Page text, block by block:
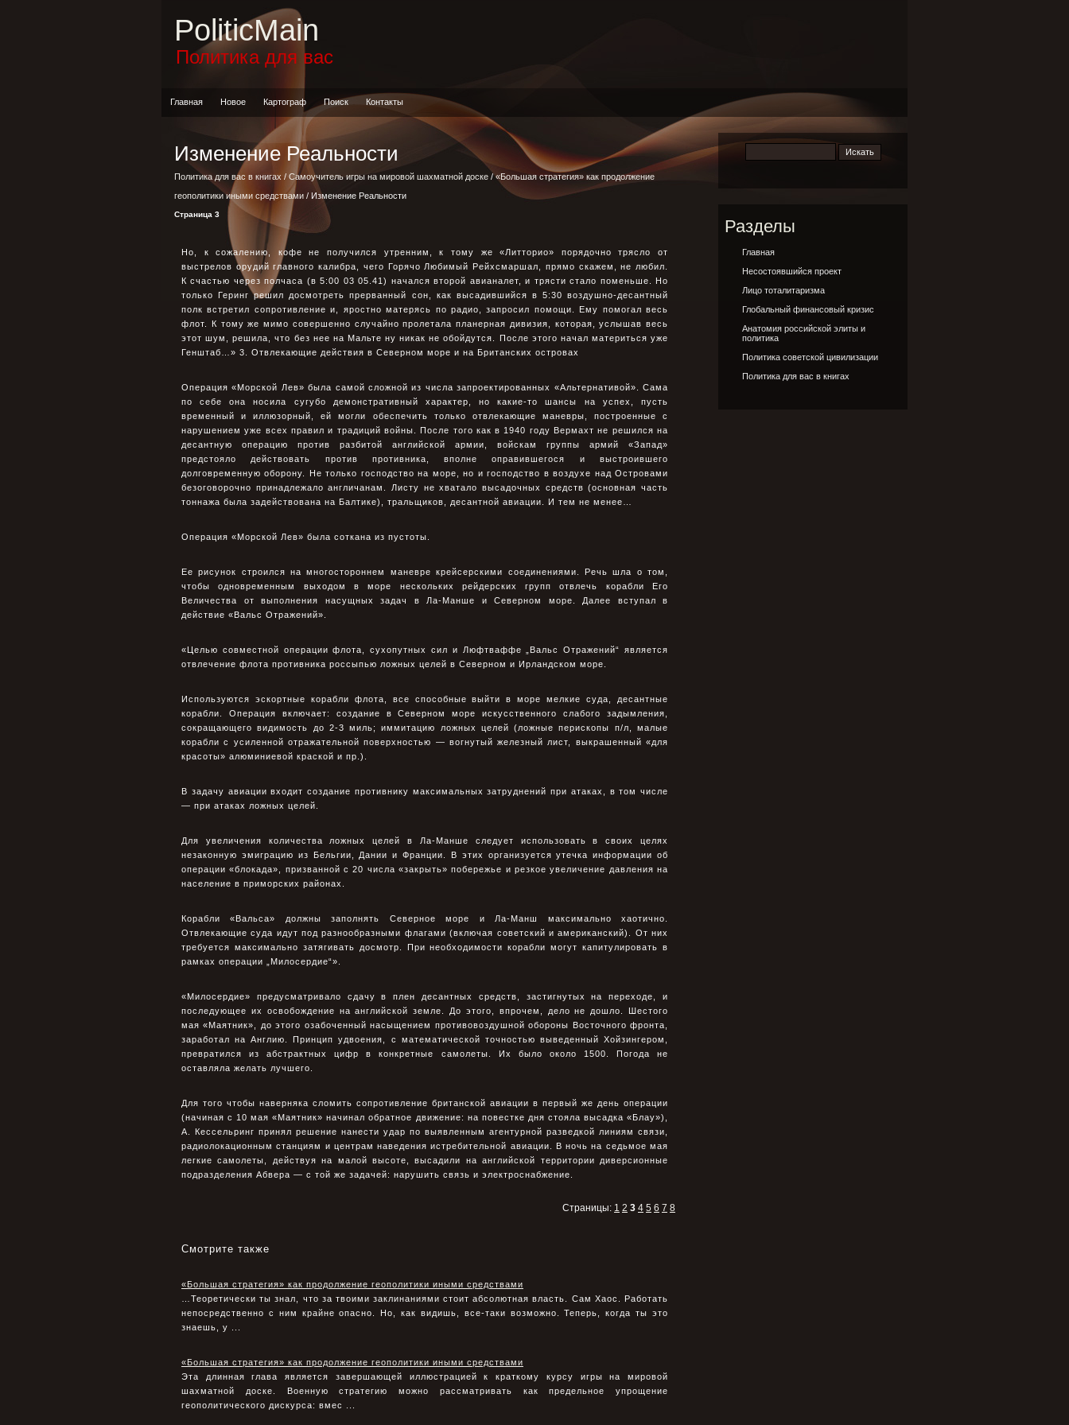
PoliticMain
Политика для вас
Главная Новое Картограф Поиск Контакты
Изменение Реальности
Политика для вас в книгах / Самоучитель игры на мировой шахматной доске /«Большая стратегия» как продолжение
геополитики иными средствами / Изменение Реальности
Страница 3
Но, к сожалению, кофе не получился утренним, к тому же «Литторио» порядочно трясло от
выстрелов орудий главного калибра, чего Горячо Любимый Рейхсмаршал, прямо скажем, не любил.
К счастью через полчаса (в 5:00 03 05.41) начался второй авианалет, и трясти стало поменьше. Но
только Геринг решил досмотреть прерванный сон, как высадившийся в 5:30 воздушно-десантный
полк встретил сопротивление и, яростно матерясь по радио, запросил помощи. Ему помогал весь
флот. К тому же мимо совершенно случайно пролетала планерная дивизия, которая, услышав весь
этот шум, решила, что без нее на Мальте ну никак не обойдутся. После этого начал материться уже
Генштаб…» 3. Отвлекающие действия в Северном море и на Британских островах
Операция «Морской Лев» была самой сложной из числа запроектированных «Альтернативой». Сама
по себе она носила сугубо демонстративный характер, но какие-то шансы на успех, пусть
временный и иллюзорный, ей могли обеспечить только отвлекающие маневры, построенные с
нарушением уже всех правил и традиций войны. После того как в 1940 году Вермахт не решился на
десантную операцию против разбитой английской армии, войскам группы армий «Запад»
предстояло действовать против противника, вполне оправившегося и выстроившего
долговременную оборону. Не только господство на море, но и господство в воздухе над Островами
безоговорочно принадлежало англичанам. Листу не хватало высадочных средств (основная часть
тоннажа была задействована на Балтике), тральщиков, десантной авиации. И тем не менее…
Операция «Морской Лев» была соткана из пустоты.
Ее рисунок строился на многостороннем маневре крейсерскими соединениями. Речь шла о том,
чтобы одновременным выходом в море нескольких рейдерских групп отвлечь корабли Его
Величества от выполнения насущных задач в Ла-Манше и Северном море. Далее вступал в
действие «Вальс Отражений».
«Целью совместной операции флота, сухопутных сил и Люфтваффе „Вальс Отражений“ является
отвлечение флота противника россыпью ложных целей в Северном и Ирландском море.
Используются эскортные корабли флота, все способные выйти в море мелкие суда, десантные
корабли. Операция включает: создание в Северном море искусственного слабого задымления,
сокращающего видимость до 2-3 миль; иммитацию ложных целей (ложные перископы п/л, малые
корабли с усиленной отражательной поверхностью — вогнутый железный лист, выкрашенный «для
красоты» алюминиевой краской и пр.).
В задачу авиации входит создание противнику максимальных затруднений при атаках, в том числе
— при атаках ложных целей.
Для увеличения количества ложных целей в Ла-Манше следует использовать в своих целях
незаконную эмиграцию из Бельгии, Дании и Франции. В этих организуется утечка информации об
операции «блокада», призванной с 20 числа «закрыть» побережье и резкое увеличение давления на
население в приморских районах.
Корабли «Вальса» должны заполнять Северное море и Ла-Манш максимально хаотично.
Отвлекающие суда идут под разнообразными флагами (включая советский и американский). От них
требуется максимально затягивать досмотр. При необходимости корабли могут капитулировать в
рамках операции „Милосердие“».
«Милосердие» предусматривало сдачу в плен десантных средств, застигнутых на переходе, и
последующее их освобождение на английской земле. До этого, впрочем, дело не дошло. Шестого
мая «Маятник», до этого озабоченный насыщением противовоздушной обороны Восточного фронта,
заработал на Англию. Принцип удвоения, с математической точностью выведенный Хойзингером,
превратился из абстрактных цифр в конкретные самолеты. Их было около 1500. Погода не
оставляла желать лучшего.
Для того чтобы наверняка сломить сопротивление британской авиации в первый же день операции
(начиная с 10 мая «Маятник» начинал обратное движение: на повестке дня стояла высадка «Блау»),
А. Кессельринг принял решение нанести удар по выявленным агентурной разведкой линиям связи,
радиолокационным станциям и центрам наведения истребительной авиации. В ночь на седьмое мая
легкие самолеты, действуя на малой высоте, высадили на английской территории диверсионные
подразделения Абвера — с той же задачей: нарушить связь и электроснабжение.
Страницы: 1 2 3 4 5 6 7 8
Смотрите также
«Большая стратегия» как продолжение геополитики иными средствами
…Теоретически ты знал, что за твоими заклинаниями стоит абсолютная власть. Сам Хаос. Работать
непосредственно с ним крайне опасно. Но, как видишь, все-таки возможно. Теперь, когда ты это
знаешь, у ...
«Большая стратегия» как продолжение геополитики иными средствами
Эта длинная глава является завершающей иллюстрацией к краткому курсу игры на мировой
шахматной доске. Военную стратегию можно рассматривать как предельное упрощение
геополитического дискурса: вмес ...
Разделы
Главная
Несостоявшийся проект
Лицо тоталитаризма
Глобальный финансовый кризис
Анатомия российской элиты и
политика
Политика советской цивилизации
Политика для вас в книгах